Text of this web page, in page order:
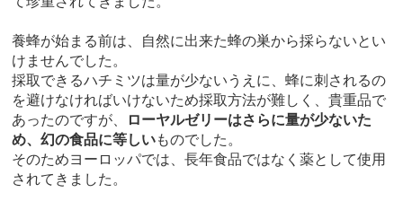
養蜂が始まる前は、自然に出来た蜂の巣から採らないとい
けませんでした。
採取できるハチミツは量が少ないうえに、蜂に刺されるの
を避けなければいけないため採取方法が難しく、貴重品で
あったのですが、
ローヤルゼリーはさらに量が少ないた
め、幻の食品に等しいものでした。
そのためヨーロッパでは、長年食品ではなく薬として使用
されてきました。